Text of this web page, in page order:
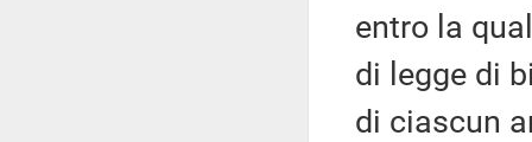
entro la
di legge di
di ciascun